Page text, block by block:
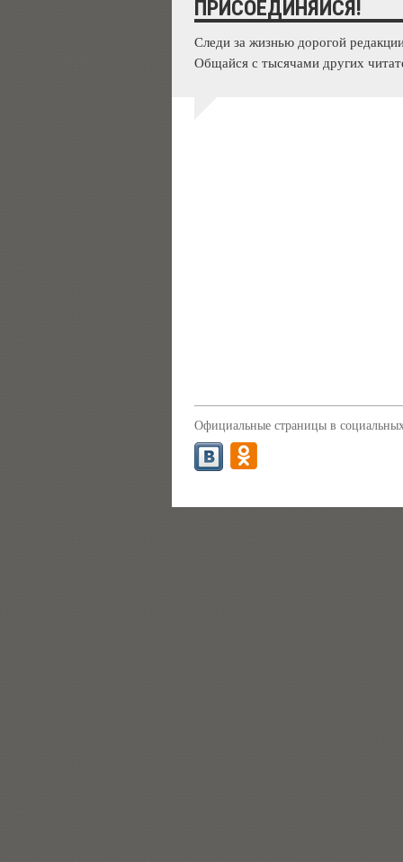
ПРИСОЕДИНЯЙСЯ!
Следи за жизнью дорогой
Общайся с тысячами других
Официальные страницы в социальных